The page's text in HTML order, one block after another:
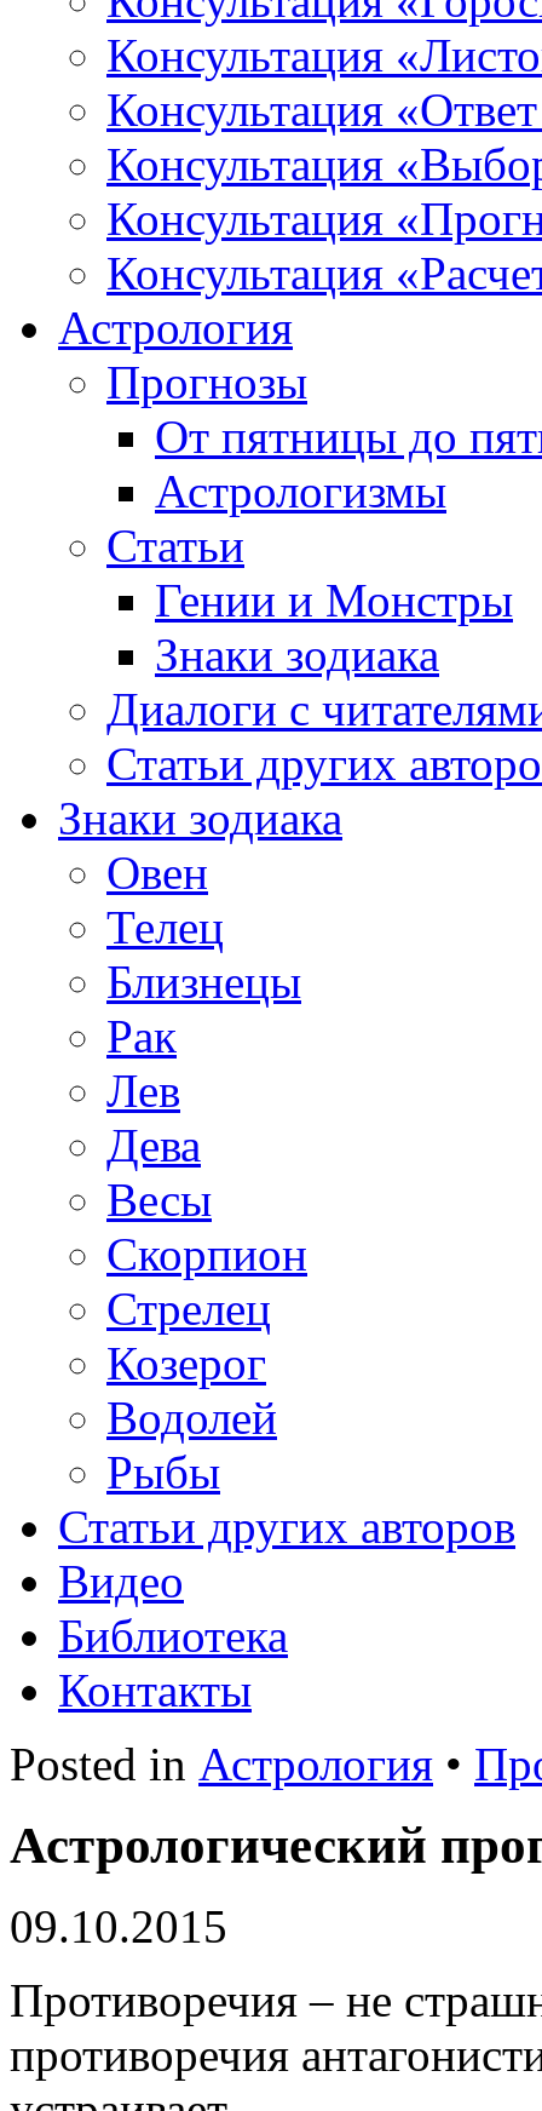
Консультация
Консультация
Консультация
Консультация
Консультация
Астрология
Прогнозы
От пятницы до
Астрологизмы
Статьи
Гении и Монстры
Знаки зодиака
Диалоги с
Статьи других
Знаки зодиака
Овен
Телец
Близнецы
Рак
Лев
Дева
Весы
Скорпион
Стрелец
Козерог
Водолей
Рыбы
Статьи других авторов
Видео
Библиотека
Контакты
Posted in Астрология •
Астрологический
09.10.2015
Противоречия – не
противоречия